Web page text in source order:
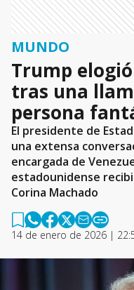
MUNDO
Trump
tras una
persona
El presidente de
una extensa
encargada de
estadounidense
Corina Machado
14 de enero de 2026 |